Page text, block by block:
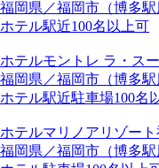
福岡県／福岡市（博多駅
ホテル駅近100名以上可
ホテルモントレ ラ・ス
福岡県／福岡市（博多駅
ホテル駅近駐車場100名
ホテルマリノアリゾート
福岡県／福岡市（博多駅